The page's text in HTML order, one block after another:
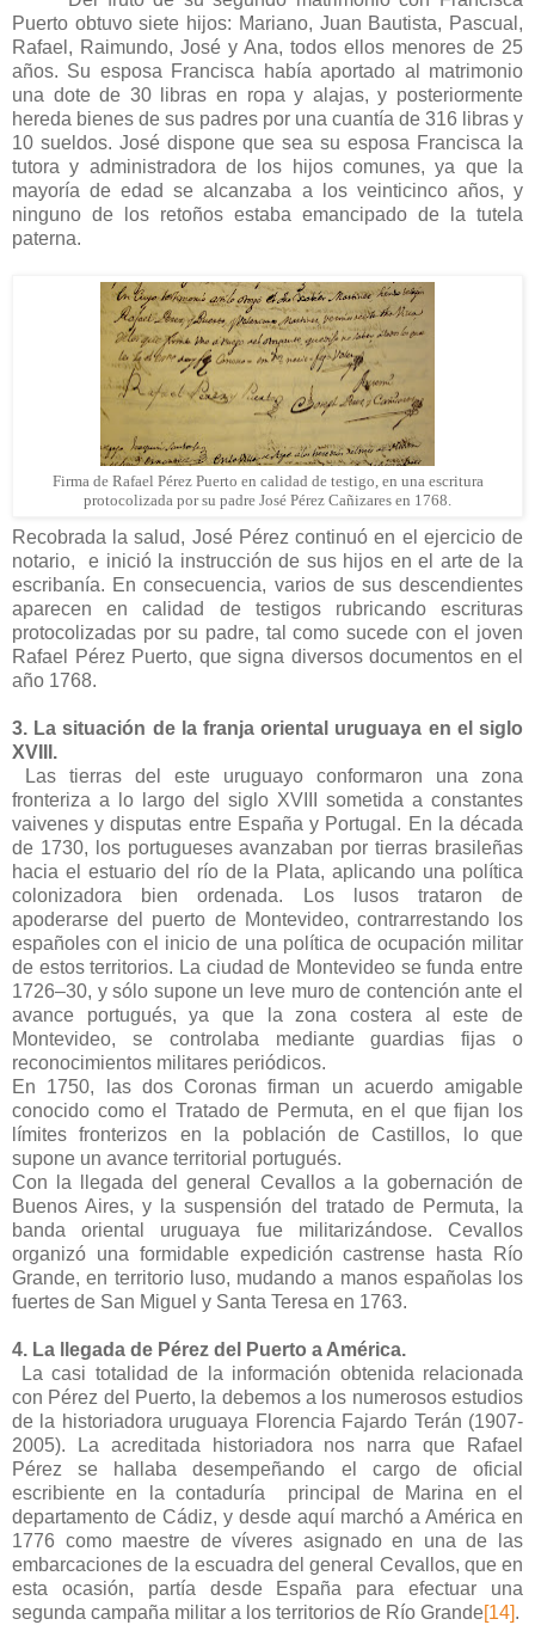
Puerto obtuvo siete hijos: Mariano, Juan Bautista, Pascual,
Rafael, Raimundo, José y Ana, todos ellos menores de 25
años. Su esposa Francisca había aportado al matrimonio
una dote de 30 libras en ropa y alajas, y posteriormente
hereda bienes de sus padres por una cuantía de 316 libras y
10 sueldos. José dispone que sea su esposa Francisca la
tutora y administradora de los hijos comunes, ya que la
mayoría de edad se alcanzaba a los veinticinco años, y
ninguno de los retoños estaba emancipado de la tutela
paterna.
Firma de Rafael Pérez Puerto en calidad de testigo, en una escritura
protocolizada por su padre José Pérez Cañizares en 1768.
Recobrada la salud, José Pérez continuó en el ejercicio de
notario, e inició la instrucción de sus hijos en el arte de la
escribanía. En consecuencia, varios de sus descendientes
aparecen en calidad de testigos rubricando escrituras
protocolizadas por su padre, tal como sucede con el joven
Rafael Pérez Puerto, que signa diversos documentos en el
año 1768.
3. La situación de la franja oriental uruguaya en el siglo
XVIII.
Las tierras del este uruguayo conformaron una zona
fronteriza a lo largo del siglo XVIII sometida a constantes
vaivenes y disputas entre España y Portugal. En la década
de 1730, los portugueses avanzaban por tierras brasileñas
hacia el estuario del río de la Plata, aplicando una política
colonizadora bien ordenada. Los lusos trataron de
apoderarse del puerto de Montevideo, contrarrestando los
españoles con el inicio de una política de ocupación militar
de estos territorios. La ciudad de Montevideo se funda entre
1726–30, y sólo supone un leve muro de contención ante el
avance portugués, ya que la zona costera al este de
Montevideo, se controlaba mediante guardias fijas o
reconocimientos militares periódicos.
En 1750, las dos Coronas firman un acuerdo amigable
conocido como el Tratado de Permuta, en el que fijan los
límites fronterizos en la población de Castillos, lo que
supone un avance territorial portugués.
Con la llegada del general Cevallos a la gobernación de
Buenos Aires, y la suspensión del tratado de Permuta, la
banda oriental uruguaya fue militarizándose. Cevallos
organizó una formidable expedición castrense hasta Río
Grande, en territorio luso, mudando a manos españolas los
fuertes de San Miguel y Santa Teresa en 1763.
4. La llegada de Pérez del Puerto a América.
La casi totalidad de la información obtenida relacionada
con Pérez del Puerto, la debemos a los numerosos estudios
de la historiadora uruguaya Florencia Fajardo Terán (1907-
2005). La acreditada historiadora nos narra que Rafael
Pérez se hallaba desempeñando el cargo de oficial
escribiente en la contaduría principal de Marina en el
departamento de Cádiz, y desde aquí marchó a América en
1776 como maestre de víveres asignado en una de las
embarcaciones de la escuadra del general Cevallos, que en
esta ocasión, partía desde España para efectuar una
segunda campaña militar a los territorios de Río Grande [14] .